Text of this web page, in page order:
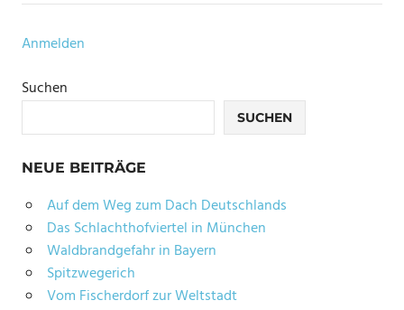
ESSBARE
ESSBARE
GELENKBESCHWERDEN
GICHTKRAUT
GIERSCH
HEILPFLANZE
KRÄUTERWISSEN
Anmelden
Suchen
SUCHEN
NEUE BEITRÄGE
Auf dem Weg zum Dach Deutschlands
Das Schlachthofviertel in München
Waldbrandgefahr in Bayern
Spitzwegerich
Vom Fischerdorf zur Weltstadt